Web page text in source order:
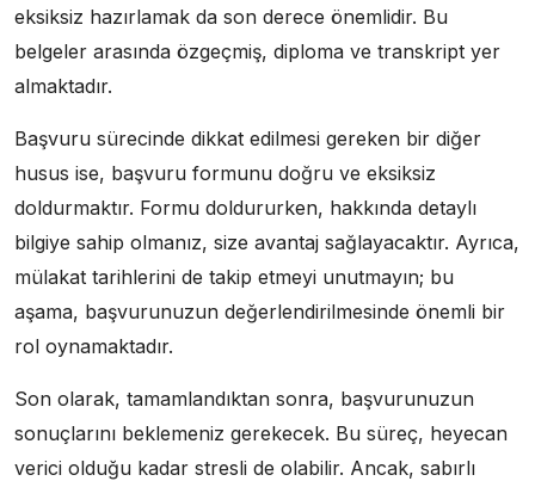
eksiksiz hazırlamak da son derece önemlidir. Bu
belgeler arasında özgeçmiş, diploma ve transkript yer
almaktadır.
Başvuru sürecinde dikkat edilmesi gereken bir diğer
husus ise, başvuru formunu doğru ve eksiksiz
doldurmaktır. Formu doldururken, hakkında detaylı
bilgiye sahip olmanız, size avantaj sağlayacaktır. Ayrıca,
mülakat tarihlerini de takip etmeyi unutmayın; bu
aşama, başvurunuzun değerlendirilmesinde önemli bir
rol oynamaktadır.
Son olarak, tamamlandıktan sonra, başvurunuzun
sonuçlarını beklemeniz gerekecek. Bu süreç, heyecan
verici olduğu kadar stresli de olabilir. Ancak, sabırlı